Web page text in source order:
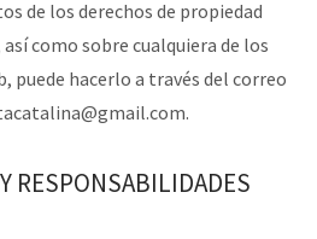
de los derechos de propiedad
como sobre cualquiera de los
puede hacerlo a través del correo
RESPONSABILIDADES